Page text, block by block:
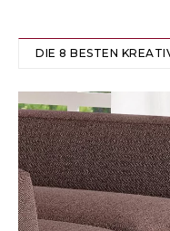
DIE 8 BESTEN